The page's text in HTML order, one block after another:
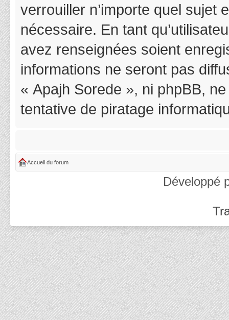
verrouiller n’importe quel sujet
nécessaire. En tant
avez renseignées soient
informations ne seront pas
« Apajh Sorede », ni phpBB,
tentative de piratage
Accueil du forum
Développé